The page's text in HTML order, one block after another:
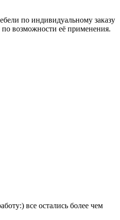
по индивидуальному заказу
возможности её применения.
все остались более чем